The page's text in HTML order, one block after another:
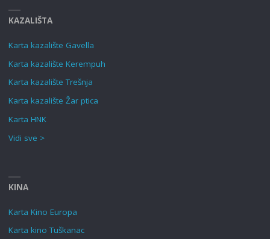
KAZALIŠTA
Karta kazalište Gavella
Karta kazalište Kerempuh
Karta kazalište Trešnja
Karta kazalište Žar ptica
Karta HNK
Vidi sve >
KINA
Karta Kino Europa
Karta kino Tuškanac